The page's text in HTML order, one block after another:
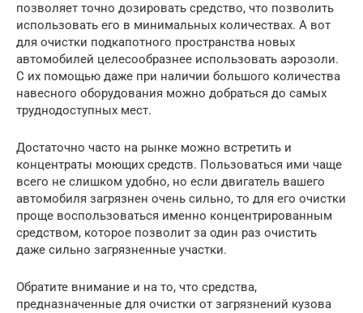
позволяет точно дозировать средство, что позволить
использовать его в минимальных количествах. А вот
для очистки подкапотного пространства новых
автомобилей целесообразнее использовать аэрозоли.
С их помощью даже при наличии большого количества
навесного оборудования можно добраться до самых
труднодоступных мест.
Достаточно часто на рынке можно встретить и
концентраты моющих средств. Пользоваться ими чаще
всего не слишком удобно, но если двигатель вашего
автомобиля загрязнен очень сильно, то для его очистки
проще воспользоваться именно концентрированным
средством, которое позволит за один раз очистить
даже сильно загрязненные участки.
Обратите внимание и на то, что средства,
предназначенные для очистки от загрязнений кузова